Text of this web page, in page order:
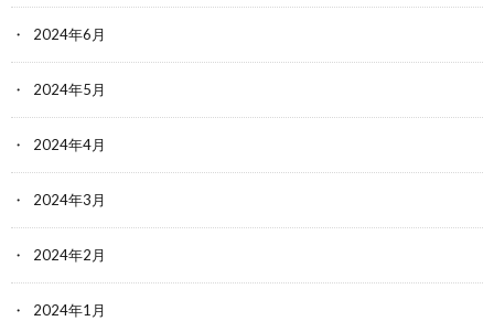
2024年6月
2024年5月
2024年4月
2024年3月
2024年2月
2024年1月